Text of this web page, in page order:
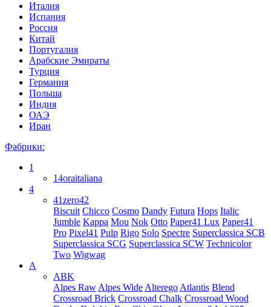
Италия
Испания
Россия
Китай
Португалия
Арабские Эмираты
Турция
Германия
Польша
Индия
ОАЭ
Иран
Фабрики:
1
14oraitaliana
4
41zero42
Biscuit Chicco Cosmo Dandy Futura Hops Italic
Jumble Kappa Mou Nok Otto Paper41 Lux Paper41
Pro Pixel41 Pulp Rigo Solo Spectre Superclassica SCB
Superclassica SCG Superclassica SCW Technicolor
Two Wigwag
A
ABK
Alpes Raw Alpes Wide Alterego Atlantis Blend
Crossroad Brick Crossroad Chalk Crossroad Wood